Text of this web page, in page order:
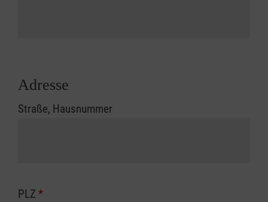
Adresse
Straße, Hausnummer
PLZ *